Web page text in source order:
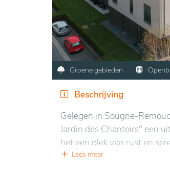
Groene gebieden
Beschrijving
Gelegen in Sougne-
Jardin des Chantoirs" een
het een plek van rust en
grotten, wat mogelijkheden
Lees meer